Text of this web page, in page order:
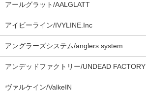
アールグラット/AALGLATT
アイビーライン/IVYLINE.Inc
アングラーズシステム/anglers system
アンデッドファクトリー/UNDEAD FACTORY
ヴァルケイン/ValkeIN